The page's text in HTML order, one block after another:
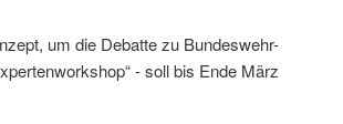
um die Debatte zu Bundeswehr-
- soll bis Ende März